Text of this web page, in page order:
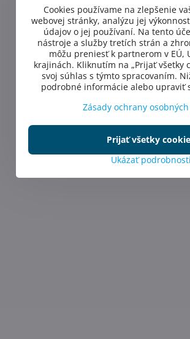
Cookies používame na zlepšenie
webovej stránky, analýzu jej
údajov o jej používaní. Na tento
nástroje a služby tretích strán a
môžu preniesť k partnerom v EÚ,
krajinách. Kliknutím na „Prijať všetky
svoj súhlas s týmto spracovaním.
podrobné informácie alebo upraviť
Zásady ochrany
Ukázať podrobnosti
Prijať všetky